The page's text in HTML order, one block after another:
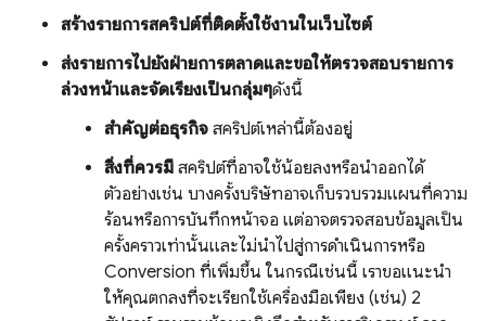
สร้างรายการสคริปต์ที่ติดตั้งใช้งานในเว็บไซต์
ส่งรายการไปยังฝ่ายการตลาดและขอให้ตรวจสอบรายการ
ล่วงหน้าและจัดเรียงเป็นกลุ่มๆดังนี้
สําคัญต่อธุรกิจ สคริปต์เหล่านี้ต้องอยู่
สิ่งที่ควรมี สคริปต์ที่อาจใช้น้อยลงหรือนําออกได้
ตัวอย่างเช่น บางครั้งบริษัทอาจเก็บรวบรวมแผนที่ความ
ร้อนหรือการบันทึกหน้าจอ แต่อาจตรวจสอบข้อมูลเป็น
ครั้งคราวเท่านั้นและไม่นําไปสู่การดําเนินการหรือ
Conversion ที่เพิ่มขึ้น ในกรณีเช่นนี้ เราขอแนะนำ
ให้คุณตกลงที่จะเรียกใช้เครื่องมือเพียง (เช่น) 2